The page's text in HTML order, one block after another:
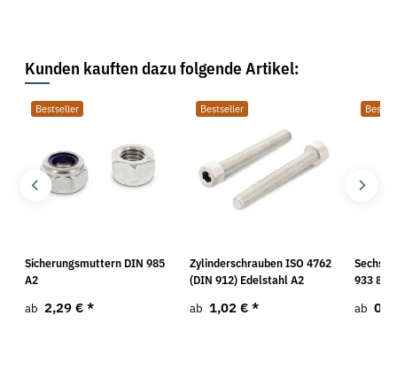
Kunden kauften dazu folgende Artikel:
Bestseller
Sicherungsmuttern DIN 985
A2
ab 2,29 € *
Bestseller
Zylinderschrauben ISO 4762
(DIN 912) Edelstahl A2
ab 1,02 € *
933 8.8
ab